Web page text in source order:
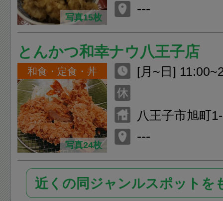
写真15枚
---
とんかつ和幸ナウ八王子店
和食・定食・丼
写真24枚
[月~日]
八王子市旭町
---
近くの同ジャンルスポットを